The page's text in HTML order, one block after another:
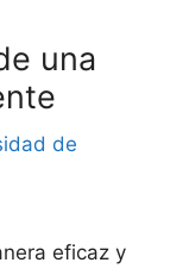
una
de
eficaz y